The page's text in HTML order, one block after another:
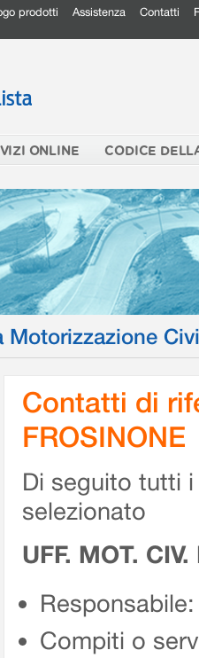
prodotti Assistenza Contatti
ONLINE CODICE
Motorizzazione
Contatti di
FROSINONE
Di seguito tutti
selezionato
UFF. MOT.
Compiti o